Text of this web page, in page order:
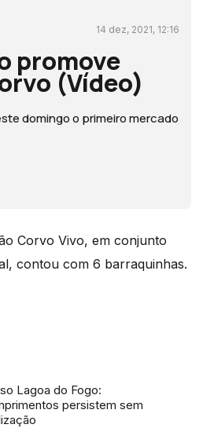
14 dez, 2021, 12:16
promove
(Vídeo)
domingo o primeiro mercado
Corvo Vivo, em conjunto
contou com 6 barraquinhas.
Lagoa do Fogo:
persistem sem